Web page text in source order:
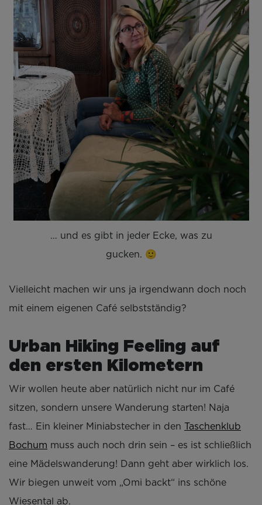
… und es gibt in jeder Ecke, was zu
gucken. 🙂
Vielleicht machen wir uns ja irgendwann doch noch
mit einem eigenen Café selbstständig?
Urban Hiking Feeling auf
den ersten Kilometern
Wir wollen heute aber natürlich nicht nur im Café
sitzen, sondern unsere Wanderung starten! Naja
fast… Ein kleiner Miniabstecher in den
Taschenklub
Bochum muss auch noch drin sein – es ist schließlich
eine Mädelswanderung! Dann geht aber wirklich los.
Wir biegen unweit vom „Omi backt“ ins schöne
Wiesental ab.